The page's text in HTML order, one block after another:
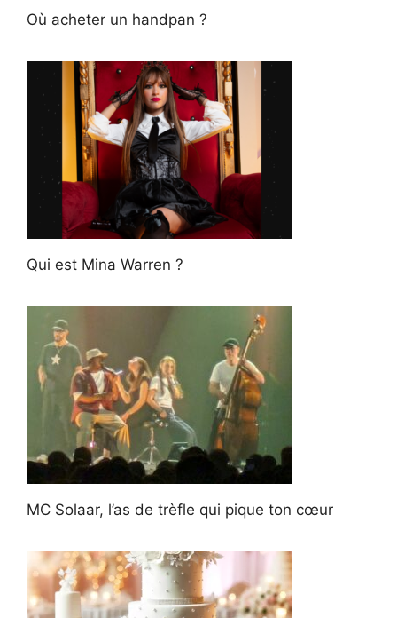
Où acheter un handpan ?
Qui est Mina Warren ?
MC Solaar, l’as de trèfle qui pique ton cœur